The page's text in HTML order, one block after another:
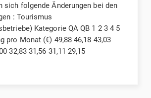
sich folgende Änderungen bei den
: Tourismus
Kategorie QA QB 1 2 3 4 5
pro Monat (€) 49,88 46,18 43,03
32,83 31,56 31,11 29,15